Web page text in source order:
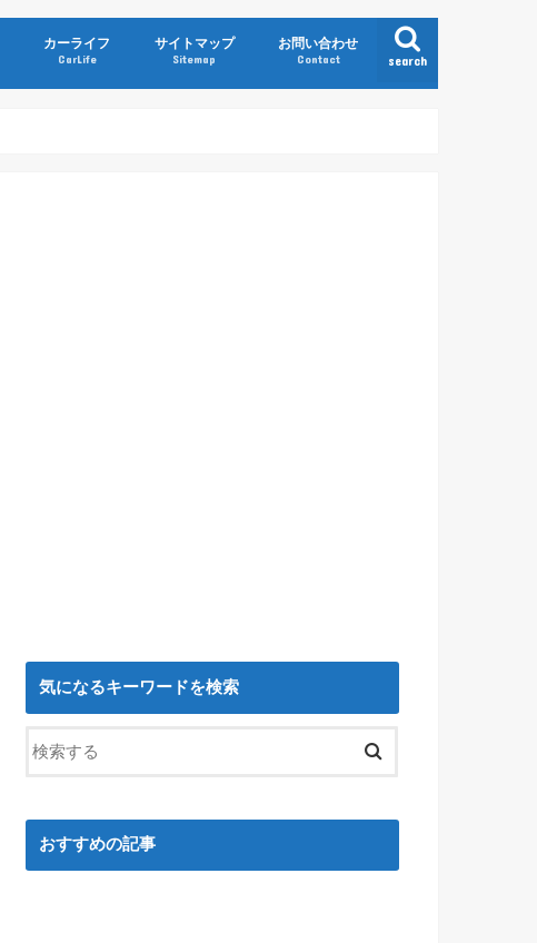
search
カーライフ
CarLife
サイトマップ
Sitemap
お問い合わせ
Contact
気になるキーワードを検索
おすすめの記事